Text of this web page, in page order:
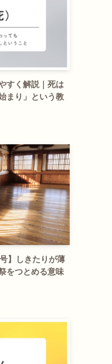
すく解説｜死は
まり」という教
】しきたりが薄
をつとめる意味